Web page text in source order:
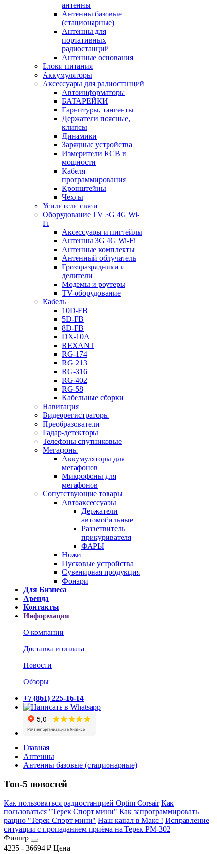
антенны
Антенны базовые
(стационарные)
Антенны для
портативных
радиостанций
Антенные основания
Блоки питания
Аккумуляторы
Аксессуары для радиостанций
Автоинформаторы
БАТАРЕЙКИ
Гарнитуры, тангенты
Держатели поясные,
клипсы
Динамики
Зарядные устройства
Измерители КСВ и
мощности
Кабеля
программирования
Кронштейны
Чехлы
Усилители связи
Оборудование TV 3G 4G Wi-
Fi
Аксессуары и пигтейлы
Антенны 3G 4G Wi-Fi
Антенные комплекты
Антенный облучатель
Грозоразрядники и
делители
Модемы и роутеры
TV-оборудование
Кабель
10D-FB
5D-FB
8D-FB
DX-10A
REXANT
RG-174
RG-213
RG-316
RG-402
RG-58
Кабельные сборки
Навигация
Видеорегистраторы
Преобразователи
Радар-детекторы
Телефоны спутниковые
Мегафоны
Аккумуляторы для
мегафонов
Микрофоны для
мегафонов
Сопутствующие товары
Автоаксессуары
Держатели
автомобильные
Разветвитель
прикуривателя
ФАРЫ
Ножи
Пусковые устройства
Сувенирная продукция
Фонари
Для Бизнеса
Аренда
Контакты
Информация
О компании
Доставка и оплата
Новости
Обзоры
+7 (861) 225-16-14
Главная
Антенны
Антенны базовые (стационарные)
Топ-5 новостей
Как пользоваться радиостанцией Optim Corsair Как
пользоваться "Терек Спорт мини" Как запрограммировать
рацию "Терек Спорт мини" Наш канал в Макс ! Исправление
ситуации с пропаданием приёма на Терек РМ-302
Фильтр
4235 - 36694 ₽ Цена